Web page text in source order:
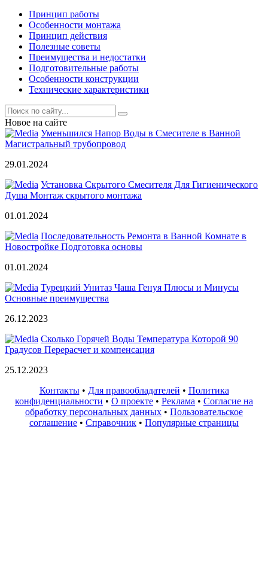
Принцип работы
Особенности монтажа
Принцип действия
Полезные советы
Преимущества и недостатки
Подготовительные работы
Особенности конструкции
Технические характеристики
Новое на сайте
Уменьшился Напор Воды в Смесителе в Ванной
Магистральный трубопровод
29.01.2024
Установка Скрытого Смесителя Для Гигиенического
Душа Монтаж скрытого монтажа
01.01.2024
Последовательность Ремонта в Ванной Комнате в
Новостройке Подготовка основы
01.01.2024
Турецкий Унитаз Чаша Генуя Плюсы и Минусы
Основные преимущества
26.12.2023
Сколько Горячей Воды Температура Которой 90
Градусов Перерасчет и компенсация
25.12.2023
Контакты• Для правообладателей • Политика
конфиденциальности • О проекте • Реклама • Согласие на
обработку персональных данных • Пользовательское
соглашение • Справочник • Популярные страницы